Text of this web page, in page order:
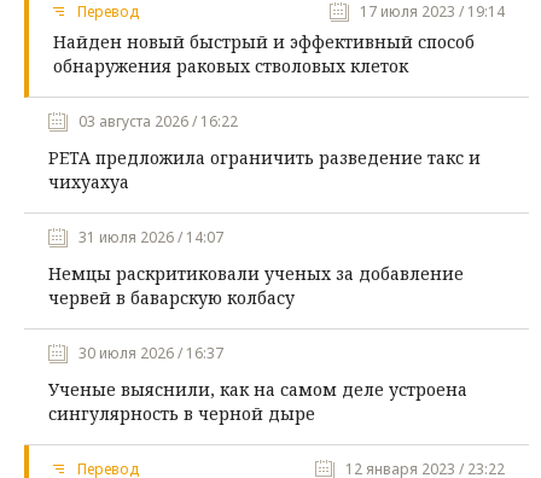
Перевод 17 июля 2023 / 19:14
Найден новый быстрый и эффективный способ
обнаружения раковых стволовых клеток
03 августа 2026 / 16:22
PETA предложила ограничить разведение такс и
чихуахуа
31 июля 2026 / 14:07
Немцы раскритиковали ученых за добавление
червей в баварскую колбасу
30 июля 2026 / 16:37
Ученые выяснили, как на самом деле устроена
сингулярность в черной дыре
Перевод 12 января 2023 / 23:22